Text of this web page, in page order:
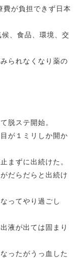
が負担できず日本
、食品、環境、交
られなくなり薬の
脱ステ開始。
が１ミリしか開か
まずに出続けた。
だらだらと出続け
ってやり過ごし
液が出ては固まり
ったがうっ血した